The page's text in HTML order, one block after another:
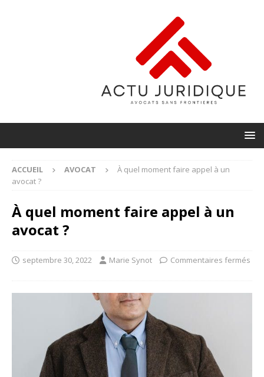
ACCUEIL AVOCAT
À quel moment faire appel à un
avocat ?
À quel moment faire appel à un
avocat ?
septembre 30, 2022 Marie Synot Commentaires fermés